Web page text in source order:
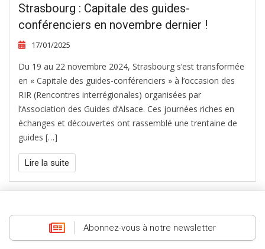
Strasbourg : Capitale des guides-
conférenciers en novembre dernier !
17/01/2025
Du 19 au 22 novembre 2024, Strasbourg s’est transformée
en « Capitale des guides-conférenciers » à l’occasion des
RIR (Rencontres interrégionales) organisées par
l’Association des Guides d’Alsace. Ces journées riches en
échanges et découvertes ont rassemblé une trentaine de
guides […]
Lire la suite
Abonnez-vous à notre newsletter